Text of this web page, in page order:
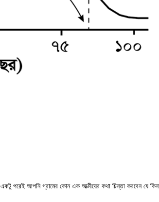
একটু পরেই আপনি গ্রামের কোন এক আত্মীয়ের কথা চিন্তা করবেন যে